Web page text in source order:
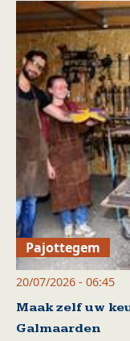
Pajottegem
20/07/2026 - 06:45
Maak zelf uw
Galmaarden